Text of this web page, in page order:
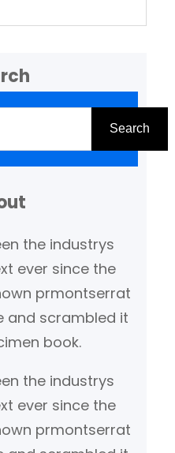
Search
the industrys
ever since the
prmontserrat
and scrambled it
book.
the industrys
ever since the
prmontserrat